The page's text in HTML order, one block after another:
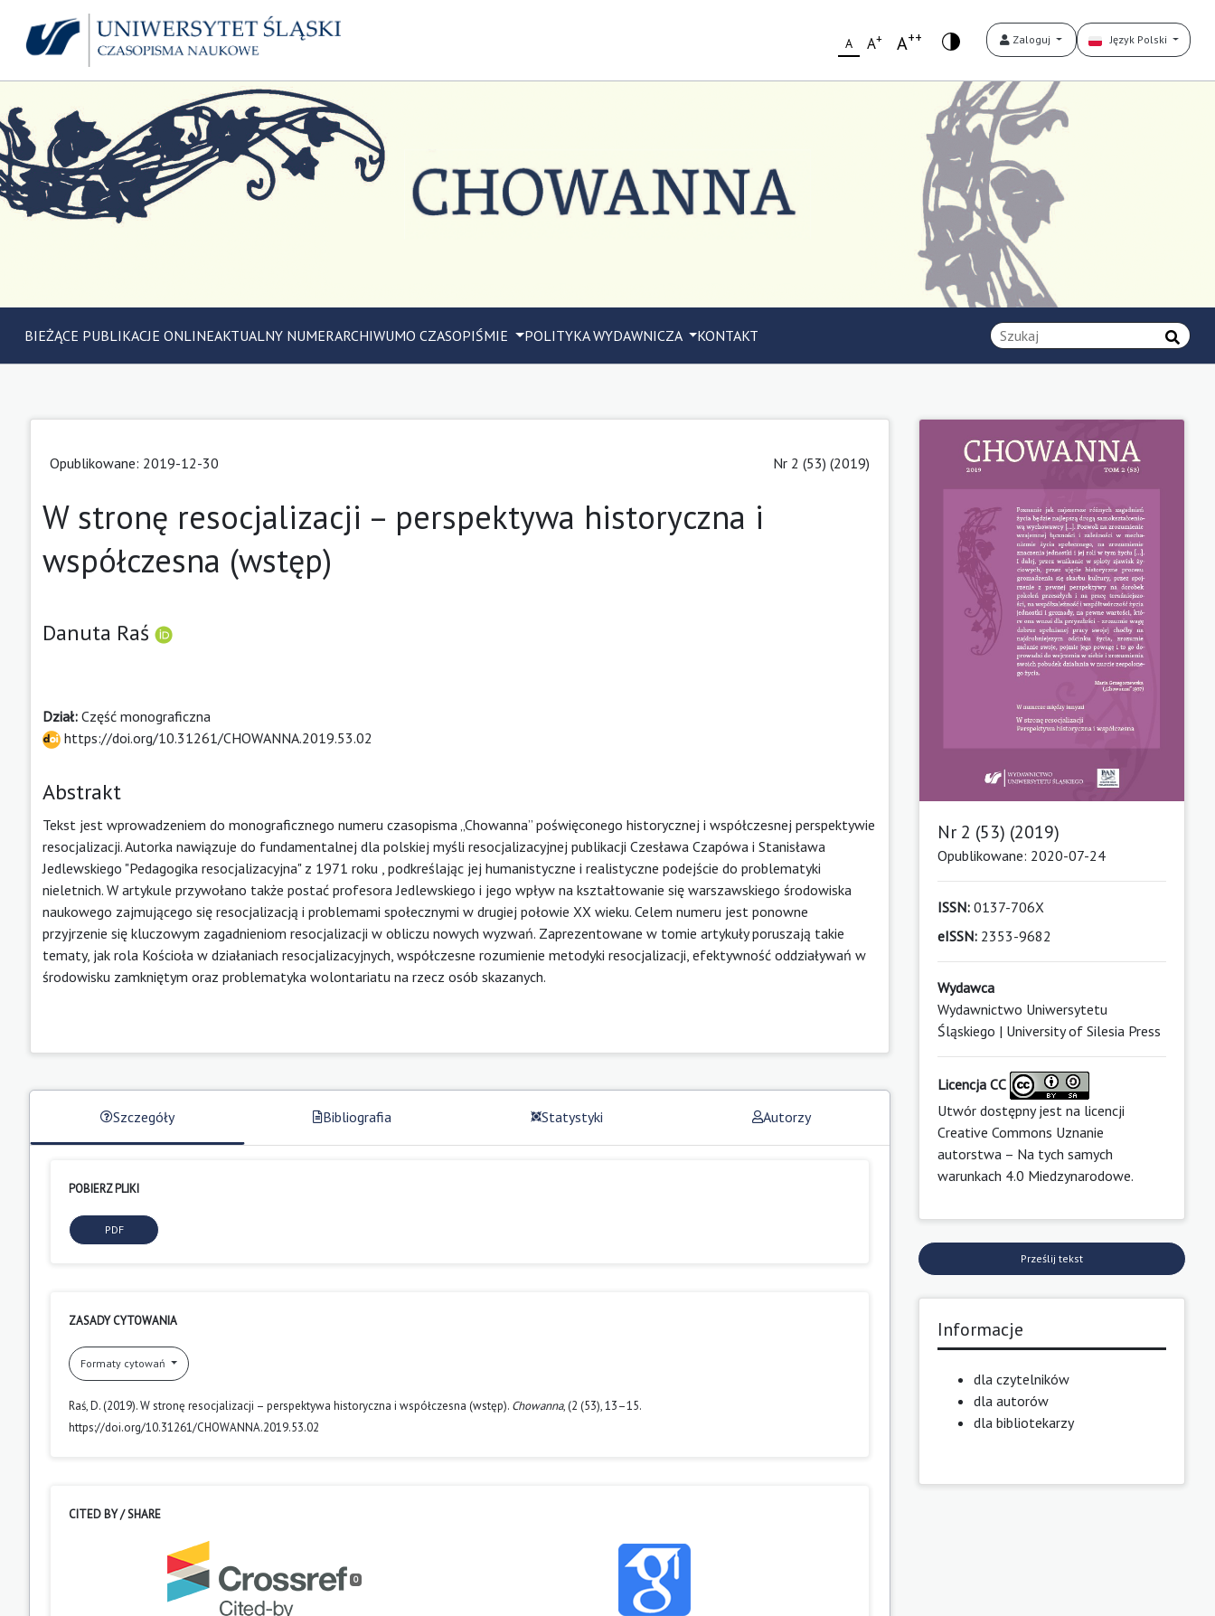
A A+ A++ Zaloguj Język Polski
BIEŻĄCE PUBLIKACJE ONLINEAKTUALNY NUMERARCHIWUMO CZASOPIŚMIE POLITYKA WYDAWNICZA KONTAKT
Opublikowane: 2019-12-30 Nr 2 (53) (2019)
W stronę resocjalizacji – perspektywa historyczna i
współczesna (wstęp)
Danuta Raś
Dział: Część monograficzna
https://doi.org/10.31261/CHOWANNA.2019.53.02
Abstrakt
Tekst jest wprowadzeniem do monograficznego numeru czasopisma „Chowanna” poświęconego historycznej i współczesnej perspektywie
resocjalizacji. Autorka nawiązuje do fundamentalnej dla polskiej myśli resocjalizacyjnej publikacji Czesława Czapówa i Stanisława
Jedlewskiego "Pedagogika resocjalizacyjna" z 1971 roku , podkreślając jej humanistyczne i realistyczne podejście do problematyki
nieletnich. W artykule przywołano także postać profesora Jedlewskiego i jego wpływ na kształtowanie się warszawskiego środowiska
naukowego zajmującego się resocjalizacją i problemami społecznymi w drugiej połowie XX wieku. Celem numeru jest ponowne
przyjrzenie się kluczowym zagadnieniom resocjalizacji w obliczu nowych wyzwań. Zaprezentowane w tomie artykuły poruszają takie
tematy, jak rola Kościoła w działaniach resocjalizacyjnych, współczesne rozumienie metodyki resocjalizacji, efektywność oddziaływań w
środowisku zamkniętym oraz problematyka wolontariatu na rzecz osób skazanych.
Szczegóły Bibliografia Statystyki Autorzy
POBIERZ PLIKI
PDF
ZASADY CYTOWANIA
Formaty cytowań
Raś, D. (2019). W stronę resocjalizacji – perspektywa historyczna i współczesna (wstęp). Chowanna, (2 (53), 13–15.
https://doi.org/10.31261/CHOWANNA.2019.53.02
CITED BY / SHARE
0
Nr 2 (53) (2019)
Opublikowane: 2020-07-24
ISSN:0137-706X
eISSN:2353-9682
Wydawca
Wydawnictwo Uniwersytetu
Śląskiego | University of Silesia Press
Licencja CC
Utwór dostępny jest na licencji
Creative Commons Uznanie
autorstwa – Na tych samych
warunkach 4.0 Miedzynarodowe.
Prześlij tekst
Informacje
dla czytelników
dla autorów
dla bibliotekarzy